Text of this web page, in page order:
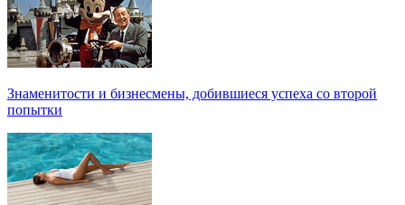
Знаменитости и бизнесмены, добившиеся успеха со второй
попытки